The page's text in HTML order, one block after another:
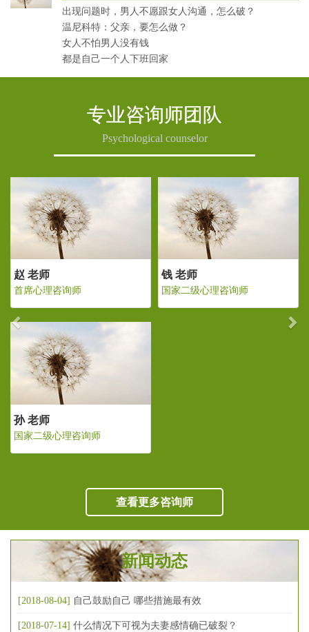
出现问题时，男人不愿跟女人沟通，怎么破？
温尼科特：父亲，要怎么做？
女人不怕男人没有钱
都是自己一个人下班回家
专业咨询师团队
Psychological counselor
咨询师 国家二级心理
国家二级心理咨询师
Previous
查看更多咨询师
新闻动态
[2018-08-04] 自己鼓励自己 哪些措施最有效
[2018-07-14] 什么情况下可视为夫妻感情确已破裂？